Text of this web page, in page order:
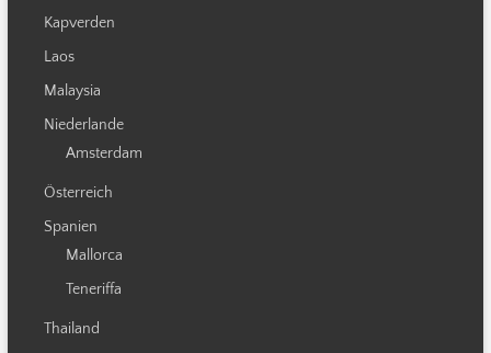
Kapverden
Laos
Malaysia
Niederlande
Amsterdam
Österreich
Spanien
Mallorca
Teneriffa
Thailand